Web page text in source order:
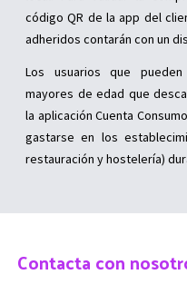
código QR de la app del
adheridos contarán con un
Los usuarios que
mayores de edad que
la aplicación Cuenta
gastarse en los
restauración y hostelería)
Contacta con